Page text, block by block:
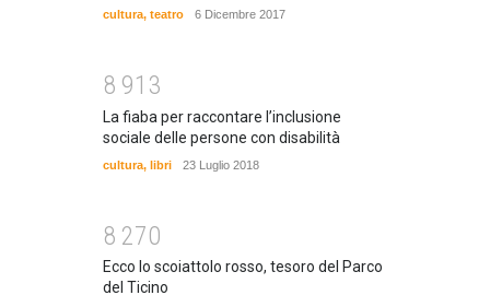
cultura, teatro 6 Dicembre 2017
8 91 3
La fiaba per raccontare l’inclusione
sociale delle persone con disabilità
cultura, libri 23 Luglio 2018
8 270
Ecco lo scoiattolo rosso, tesoro del Parco
del Ticino